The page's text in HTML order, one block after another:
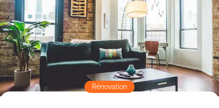
Contact
Mode sombre
Rénovation